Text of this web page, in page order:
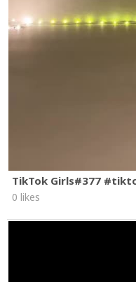
TikTok Girls#377
0 likes